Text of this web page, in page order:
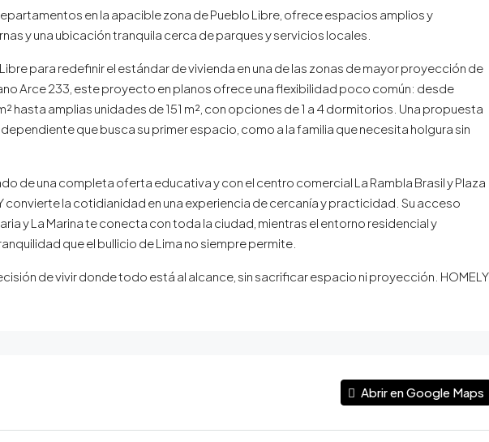
en la apacible zona de Pueblo Libre, ofrece espacios amplios y
y una ubicación tranquila cerca de parques y servicios locales.
para redefinir el estándar de vivienda en una de las zonas de mayor proyección de
Arce 233, este proyecto en planos ofrece una flexibilidad poco común: desde
amplias unidades de 151 m², con opciones de 1 a 4 dormitorios. Una propuesta
que busca su primer espacio, como a la familia que necesita holgura sin
de una completa oferta educativa y con el centro comercial La Rambla Brasil y Plaza
convierte la cotidianidad en una experiencia de cercanía y practicidad. Su acceso
y La Marina te conecta con toda la ciudad, mientras el entorno residencial y
que el bullicio de Lima no siempre permite.
de vivir donde todo está al alcance, sin sacrificar espacio ni proyección. HOMELY
Abrir en Google Maps